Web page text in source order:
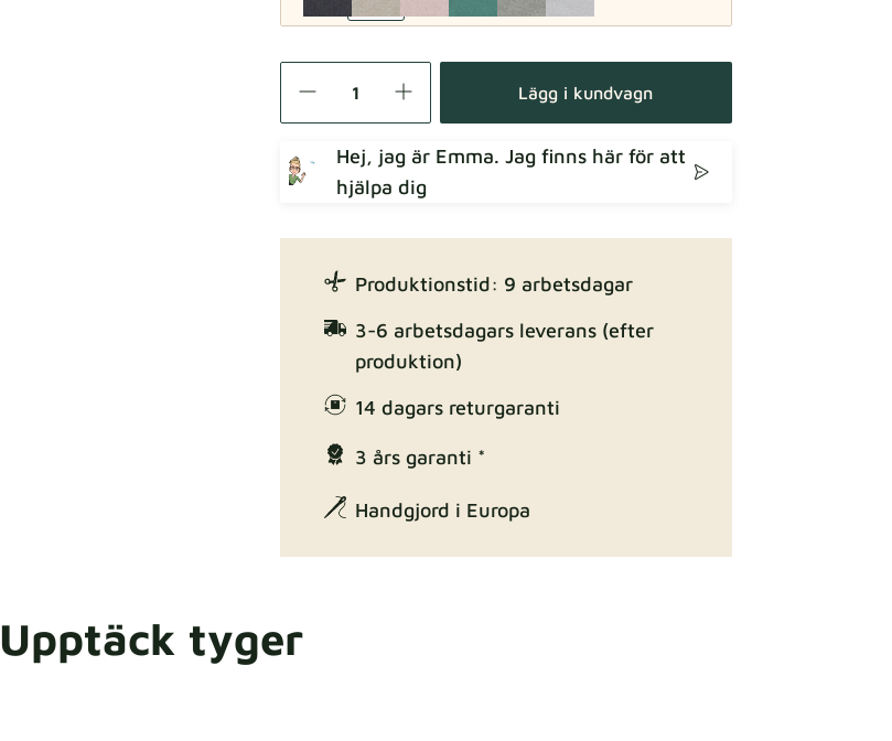
Enjoy Lux
Exclusive Edition
Lägg i kundvagn
Hej, jag är Emma. Jag finns här för att
hjälpa dig
Produktionstid: 9 arbetsdagar
3-6 arbetsdagars leverans (efter
produktion)
14 dagars returgaranti
3 års garanti *
Handgjord i Europa
Upptäck tyger